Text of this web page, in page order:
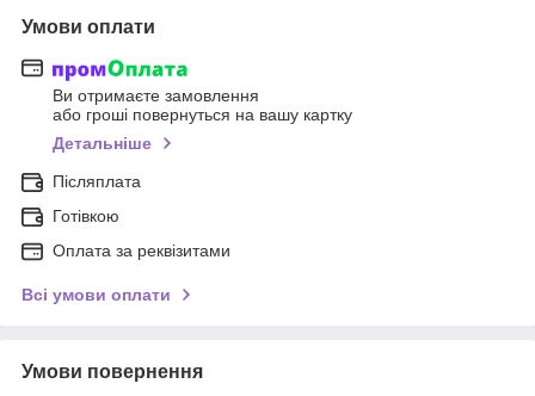
Умови оплати
Ви отримаєте замовлення
або гроші повернуться на вашу картку
Детальніше
Післяплата
Готівкою
Оплата за реквізитами
Всі умови оплати
Умови повернення